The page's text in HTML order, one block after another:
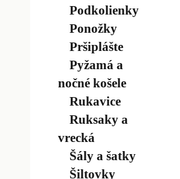
Podkolienky
Ponožky
Pršiplášte
Pyžamá a
nočné košele
Rukavice
Ruksaky a
vrecká
Šály a šatky
Šiltovky